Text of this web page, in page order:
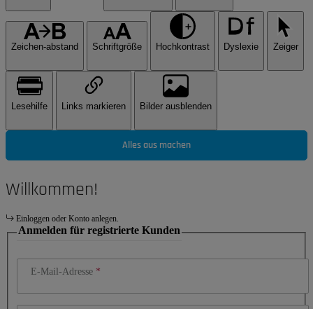
Zeichen-abstand Schriftgröße Hochkontrast Dyslexie Zeiger
Lesehilfe Links markieren Bilder ausblenden
Alles aus machen
Willkommen!
Einloggen oder Konto anlegen.
Anmelden für registrierte Kunden
E-Mail-Adresse